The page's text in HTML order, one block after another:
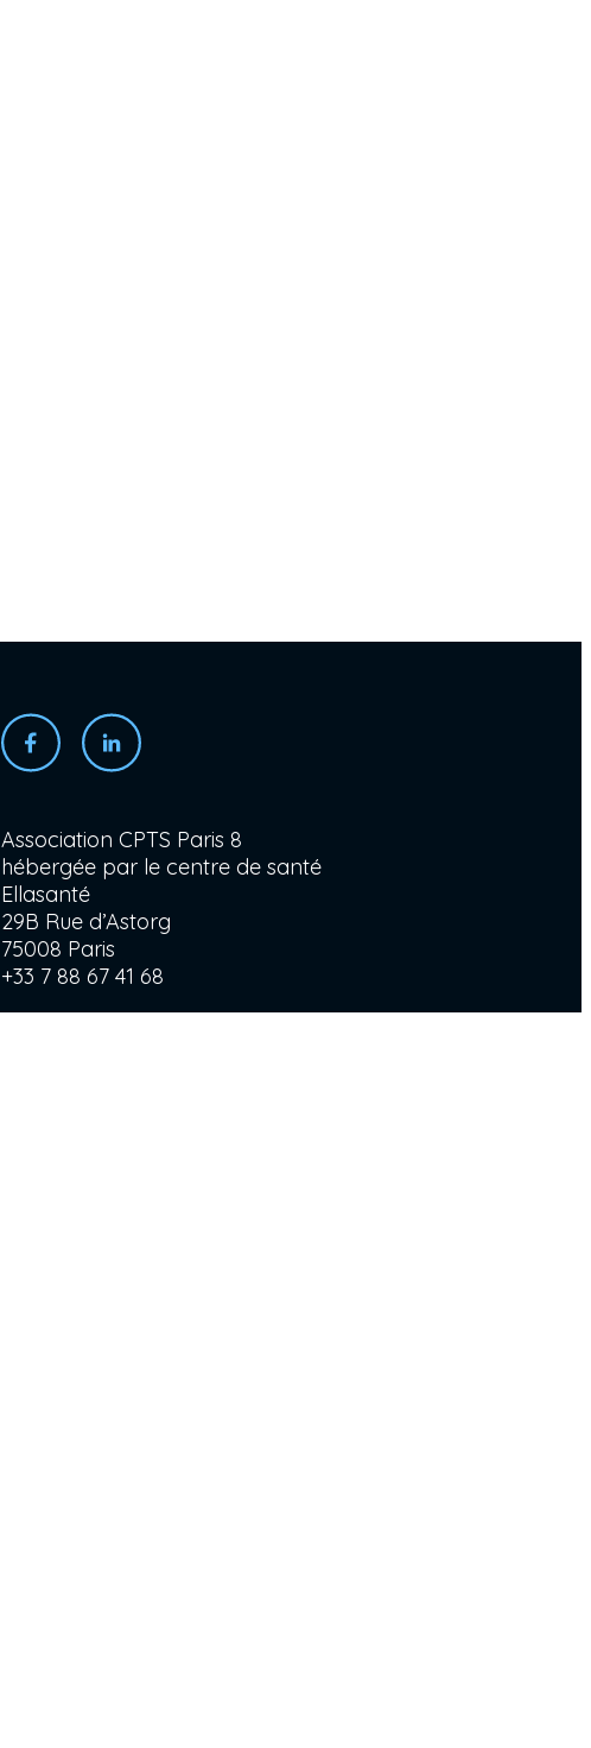
Association CPTS Paris 8
hébergée par le centre de santé
Ellasanté
29B Rue d’Astorg
75008 Paris
+33 7 88 67 41 68